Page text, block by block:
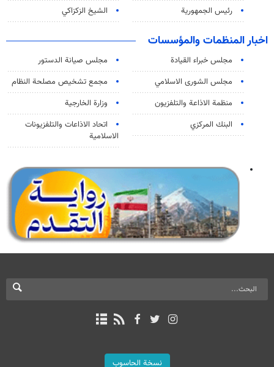
رئيس الجمهورية
الشيخ الزكزاكي
اخبار المنظمات والمؤسسات
مجلس خبراء القيادة
مجلس صيانة الدستور
مجلس الشورى الاسلامي
مجمع تشخيص مصلحة النظام
منظمة الاذاعة والتلفزیون
وزارة الخارجية
البنك المركزي
اتحاد الاذاعات والتلفزيونات
الاسلامية
نسخة الحاسوب